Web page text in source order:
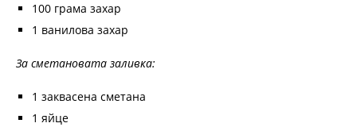
100 грама захар
1 ванилова захар
За сметановата заливка:
1 заквасена сметана
1 яйце